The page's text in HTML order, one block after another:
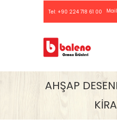
Tel: +90 224 718 61 00
AHŞAP